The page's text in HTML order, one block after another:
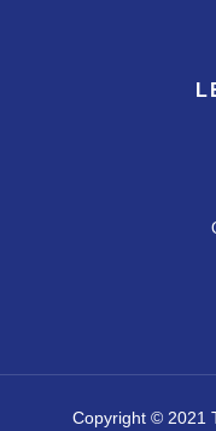
Copyright © 2021